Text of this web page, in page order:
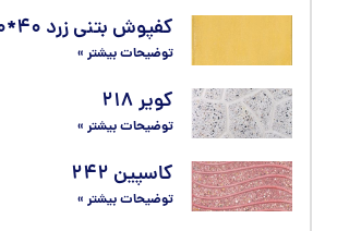
کفپوش بتنی زرد ۴۰*۴۰
توضیحات بیشتر »
کویر ۲۱۸
توضیحات بیشتر »
کاسپین ۲۴۲
توضیحات بیشتر »